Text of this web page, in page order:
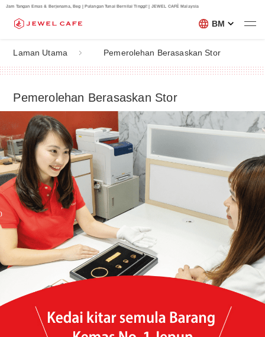
Jam Tangan Emas & Berjenama, Beg | Pulangan Tunai Bernilai Tinggi! | JEWEL CAFÉ Malaysia
BM
Laman Utama Pemerolehan Berasaskan Stor
Pemerolehan Berasaskan Stor